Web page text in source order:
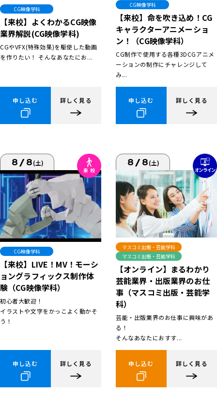
CG映像学科
【来校】よくわかるCG映像
業界解説(CG映像学科)
CGやVFX(特殊効果)を駆使した動画
を作りたい！ そんなあなたにお...
申し込む 詳しく見る
CG映像学科
【来校】命を吹き込め！CG
キャラクターアニメーショ
ン！（CG映像学科）
CG制作で使用する各種3DCGアニメ
ーションの制作にチャレンジして
み...
申し込む 詳しく見る
8/8(土)
CG映像学科
【来校】LIVE！MV！モーシ
ョングラフィックス制作体
験（CG映像学科）
初心者大歓迎！
イラストや文字をかっこよく動かそ
う！
申し込む 詳しく見る
8/8(土)
マスコミ出版・芸能学科
マスコミ出版・芸能学科
【オンライン】まるわかり
芸能業界・出版業界のお仕
事（マスコミ出版・芸能学
科）
芸能・出版業界のお仕事に興味があ
る！
そんなあなたにおすす...
申し込む 詳しく見る